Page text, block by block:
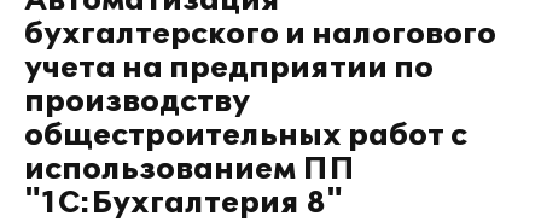
бухгалтерского и налогового
учета на предприятии по
производству
общестроительных работ с
использованием ПП
"1С:Бухгалтерия 8"